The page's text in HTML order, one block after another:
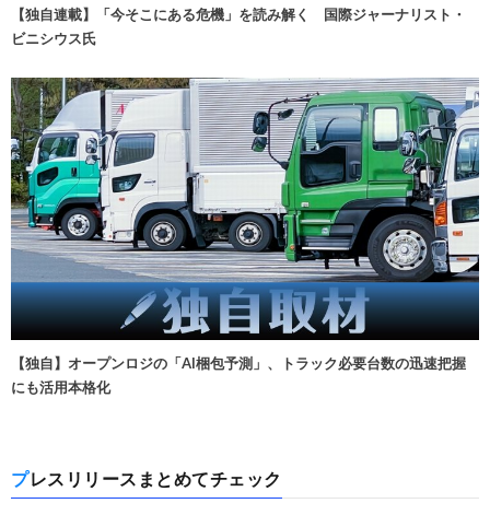
【独自連載】「今そこにある危機」を読み解く 国際ジャーナリスト・
ビニシウス氏
【独自】オープンロジの「AI梱包予測」、トラック必要台数の迅速把握
にも活用本格化
プレスリリースまとめてチェック